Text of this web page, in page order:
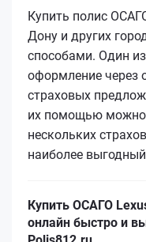
Купить полис
Дону и других
способами. Один
оформление через
страховых
их помощью можно
нескольких
наиболее
Купить ОСАГО
онлайн быстро и